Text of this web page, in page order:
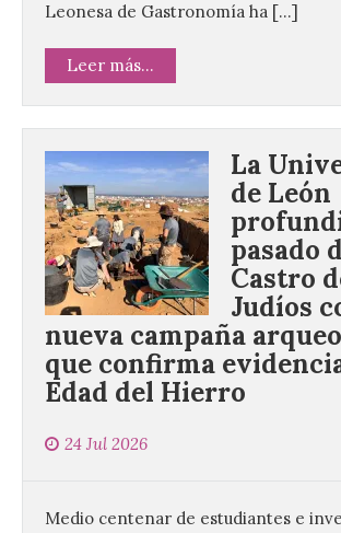
Leonesa de Gastronomía ha […]
Leer más...
La
de León
pasado
Castro
Judíos
nueva campaña
que confirma
Edad del Hierro
24 Jul 2026
Medio centenar de estudiantes e